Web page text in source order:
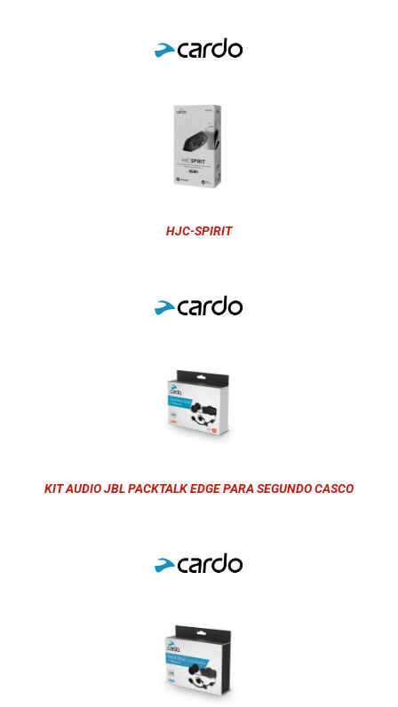
HJC-SPIRIT
KIT AUDIO JBL PACKTALK EDGE PARA SEGUNDO CASCO